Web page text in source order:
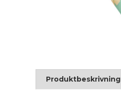
Produktbeskrivning